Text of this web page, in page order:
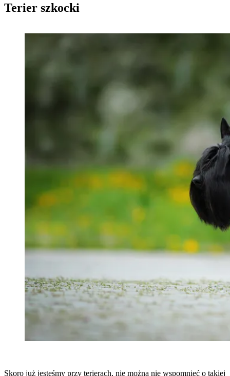
Terier szkocki
Skoro już jesteśmy przy terierach, nie można nie wspomnieć o takiej